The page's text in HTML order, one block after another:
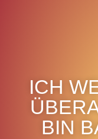
ICH
BIN